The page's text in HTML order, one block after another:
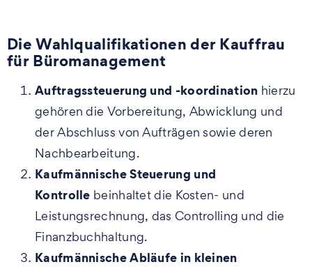
Die Wahlqualifikationen der Kauffrau
für Büromanagement
Auftragssteuerung und -koordination hierzu
gehören die Vorbereitung, Abwicklung und
der Abschluss von Aufträgen sowie deren
Nachbearbeitung.
Kaufmännische Steuerung und
Kontrolle beinhaltet die Kosten- und
Leistungsrechnung, das Controlling und die
Finanzbuchhaltung.
Kaufmännische Abläufe in kleinen